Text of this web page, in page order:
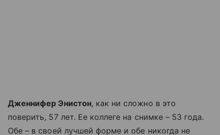
Дженнифер Энистон, как ни сложно в это
поверить, 57 лет. Ее коллеге на снимке – 53 года.
Обе – в своей лучшей форме и обе никогда не